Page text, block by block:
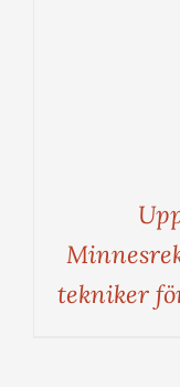
tekniker